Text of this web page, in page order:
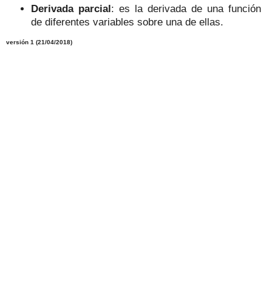
Derivada parcial: es la derivada de una función
de diferentes variables sobre una de ellas.
versión 1 (21/04/2018)